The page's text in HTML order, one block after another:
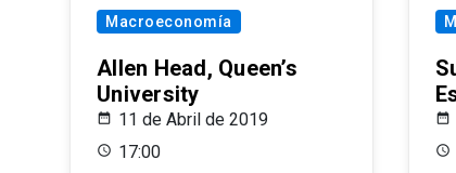
Macroeconomía
Allen Head, Queen’s
University
11 de Abril de 2019
17:00